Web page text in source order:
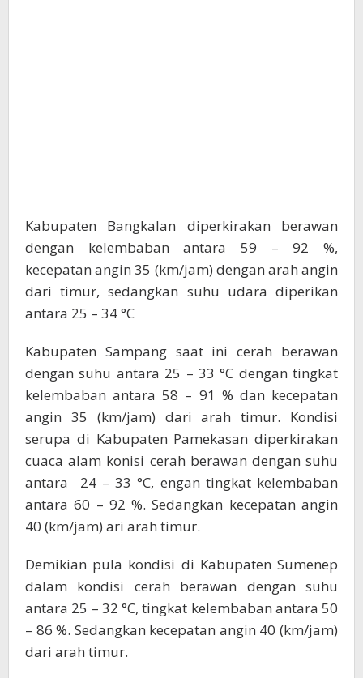
Kabupaten Bangkalan diperkirakan berawan
dengan kelembaban antara 59 – 92 %,
kecepatan angin 35 (km/jam) dengan arah angin
dari timur, sedangkan suhu udara diperikan
antara 25 – 34 °C
Kabupaten Sampang saat ini cerah berawan
dengan suhu antara 25 – 33 °C dengan tingkat
kelembaban antara 58 – 91 % dan kecepatan
angin 35 (km/jam) dari arah timur. Kondisi
serupa di Kabupaten Pamekasan diperkirakan
cuaca alam konisi cerah berawan dengan suhu
antara 24 – 33 °C, engan tingkat kelembaban
antara 60 – 92 %. Sedangkan kecepatan angin
40 (km/jam) ari arah timur.
Demikian pula kondisi di Kabupaten Sumenep
dalam kondisi cerah berawan dengan suhu
antara 25 – 32 °C, tingkat kelembaban antara 50
– 86 %. Sedangkan kecepatan angin 40 (km/jam)
dari arah timur.